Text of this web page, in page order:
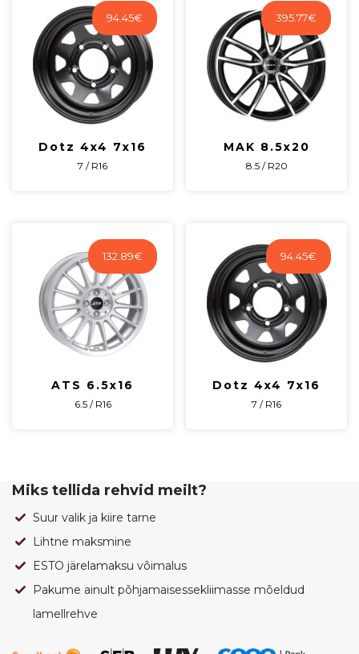
94.45€
Dotz 4x4 7x16
7 / R16
395.77€
MAK 8.5x20
8.5 / R20
132.89€
ATS 6.5x16
6.5 / R16
94.45€
Dotz 4x4 7x16
7 / R16
Miks tellida rehvid meilt?
Suur valik ja kiire tarne
Lihtne maksmine
ESTO järelamaksu võimalus
Pakume ainult põhjamaisessekliimasse mõeldud
lamellrehve